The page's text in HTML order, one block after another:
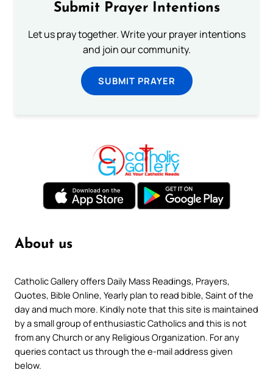
Submit Prayer Intentions
Let us pray together. Write your prayer intentions
and join our community.
SUBMIT PRAYER
About us
Catholic Gallery offers Daily Mass Readings, Prayers,
Quotes, Bible Online, Yearly plan to read bible, Saint of the
day and much more. Kindly note that this site is maintained
by a small group of enthusiastic Catholics and this is not
from any Church or any Religious Organization. For any
queries contact us through the e-mail address given
below.